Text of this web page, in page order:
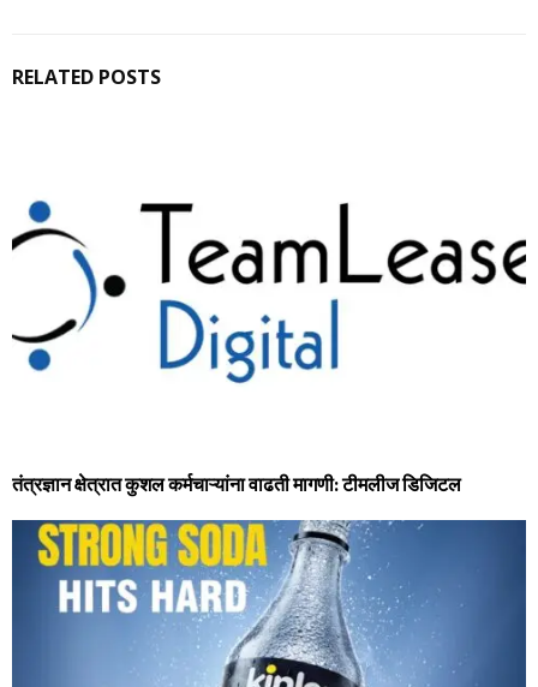
RELATED POSTS
तंत्रज्ञान क्षेत्रात कुशल कर्मचाऱ्यांना वाढती मागणी: टीमलीज डिजिटल